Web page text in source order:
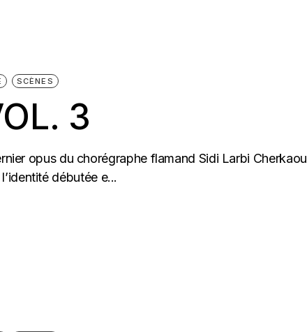
SCÈNES
3
opus du chorégraphe flamand Sidi Larbi
débutée e...